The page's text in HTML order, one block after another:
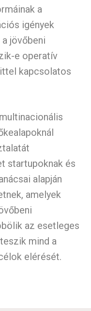
a
igények
jövőbeni
e operatív
kapcsolatos
startupoknak és
alapján
amelyek
az esetleges
mind a
elérését.